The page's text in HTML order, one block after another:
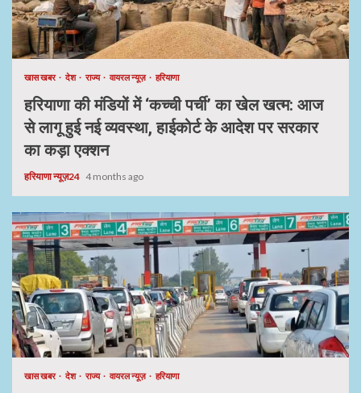
खास खबर देश राज्य वायरल न्यूज़ हरियाणा
हरियाणा की मंडियों में ‘कच्ची पर्ची’ का खेल खत्म: आज
से लागू हुई नई व्यवस्था, हाईकोर्ट के आदेश पर सरकार
का कड़ा एक्शन
हरियाणा न्यूज़24 4 months ago
खास खबर देश राज्य वायरल न्यूज़ हरियाणा